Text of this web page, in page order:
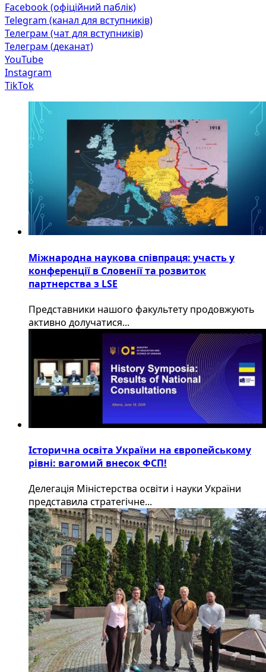
Facebook (офіційний паблік)
Telegram (канал для вступників)
Телеграм (чат для вступників)
Телеграм (деканат)
YouTube
Instagram
TikTok
Міжнародна наукова співпраця: участь у
конференції в Словенії та розвиток
партнерства з LSE
​Представники нашого факультету продовжують
активно долучатися...
Історична освіта України на європейському
рівні: вагомий внесок ФСП!
Делегація Міністерства освіти і науки України
представила стратегічне...